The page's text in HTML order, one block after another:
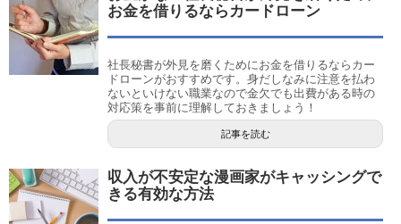
お金を借りるならカードローン
社長秘書が外見を磨くためにお金を借りるならカー
ドローンがおすすめです。身だしなみに注意を払わ
ないといけない職業なので金欠でも出費がある時の
対応策を事前に理解しておきましょう！
記事を読む
収入が不安定な漫画家がキャッシングで
きる有効な方法